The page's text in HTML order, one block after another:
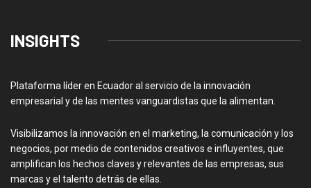
INSIGHTS
Plataforma líder en Ecuador al servicio de la innovación
empresarial y de las mentes vanguardistas que la alimentan.
Visibilizamos la innovación en el marketing, la comunicación y los
negocios, por medio de contenidos creativos e influyentes, que
amplifican los hechos claves y relevantes de las empresas, sus
marcas y el talento detrás de ellas.